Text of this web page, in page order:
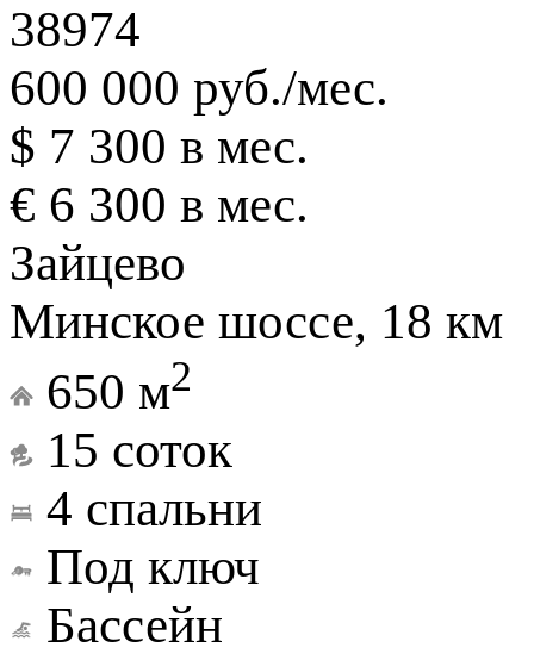
38974
600 000 руб./мес.
$ 7 300 в мес.
€ 6 300 в мес.
Зайцево
Минское шоссе, 18 км
650 м2
15 соток
4 спальни
Под ключ
Бассейн